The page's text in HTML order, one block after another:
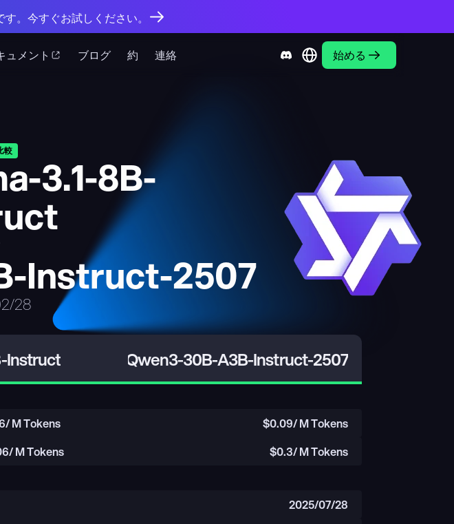
ュメント ブログ 約 連絡 始める
。今すぐお試しください。
較
3.1-8B-
Instruct-2507
28
Instruct Qwen3-30B-A3B-Instruct-2507
/ M Tokens $0.09/ M Tokens
/ M Tokens $0.3/ M Tokens
2025/07/28